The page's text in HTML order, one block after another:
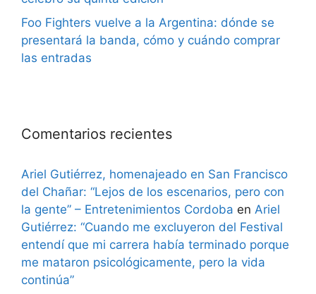
Foo Fighters vuelve a la Argentina: dónde se
presentará la banda, cómo y cuándo comprar
las entradas
Comentarios recientes
Ariel Gutiérrez, homenajeado en San Francisco
del Chañar: “Lejos de los escenarios, pero con
la gente” – Entretenimientos Cordoba en Ariel
Gutiérrez: “Cuando me excluyeron del Festival
entendí que mi carrera había terminado porque
me mataron psicológicamente, pero la vida
continúa”